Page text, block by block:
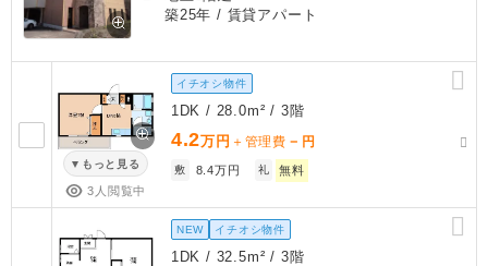
築25年 / 賃貸アパート
もっと見る
3人閲覧中
イチオシ物件
1DK / 28.0m² / 3階
4.2万円 ＋管理費 － 円
敷 8.4万円 礼 無料
NEW イチオシ物件
1DK / 32.5m² / 3階